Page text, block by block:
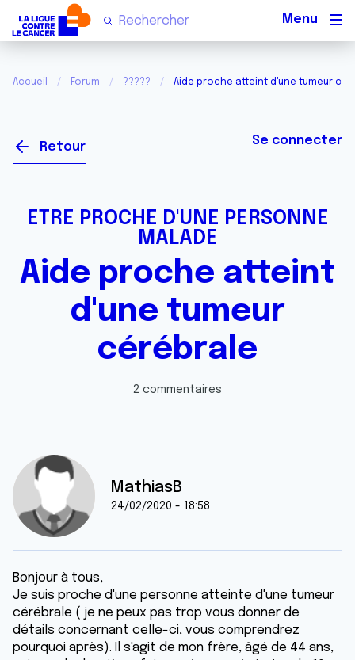
Accueil Forum ????? Aide proche atteint d'une tumeur
Retour Se connecter
ETRE PROCHE D'UNE PERSONNE
MALADE
Aide proche atteint
d'une tumeur
cérébrale
2 commentaires
MathiasB
24/02/2020 - 18:58
Bonjour à tous,
Je suis proche d'une personne atteinte d'une tumeur
cérébrale ( je ne peux pas trop vous donner de
détails concernant celle-ci, vous comprendrez
pourquoi après). Il s'agit de mon frère, âgé de 44 ans,